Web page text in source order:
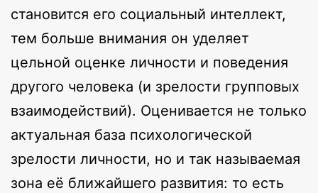
становится его социальный интеллект,
тем больше внимания он уделяет
цельной оценке личности и поведения
другого человека (и зрелости групповых
взаимодействий). Оценивается не только
актуальная база психологической
зрелости личности, но и так называемая
зона её ближайшего развития: то есть